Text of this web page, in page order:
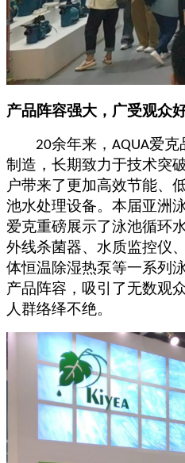
产品阵容强大，广受观众
20余年来， AQUA爱克
制造，长期致力于技术突
户带来了更加高效节能、
池水处理设备。本届亚洲
爱克重磅展示了泳池循环
外线杀菌器、 水质监控仪、
体恒温除湿热泵等一系列
产品阵容，吸引了无数观
人群络绎不绝。